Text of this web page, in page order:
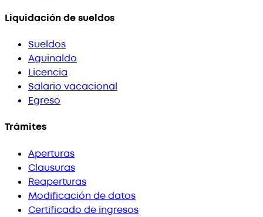
Liquidación de sueldos
Sueldos
Aguinaldo
Licencia
Salario vacacional
Egreso
Trámites
Aperturas
Clausuras
Reaperturas
Modificación de datos
Certificado de ingresos